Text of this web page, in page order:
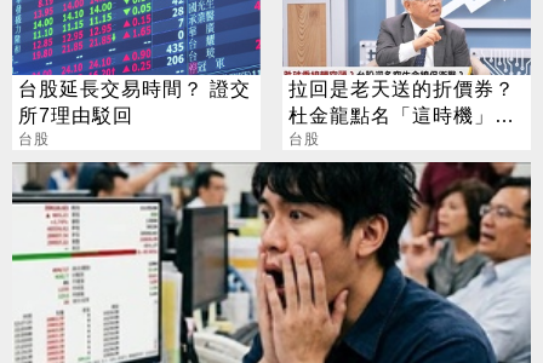
台股延長交易時間？ 證交
所7理由駁回
台股
拉回是老天送的折價券？
杜金龍點名「這時機」：
台股衝6萬
台股